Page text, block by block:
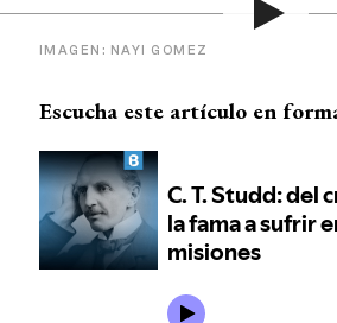
IMAGEN: NAYI GOMEZ
Escucha este artículo en